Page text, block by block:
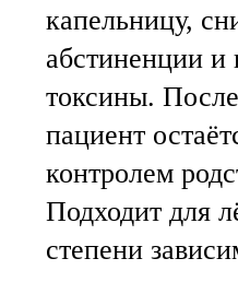
капельницу,
абстиненции и
токсины.
пациент
контролем
Подходит для
степени